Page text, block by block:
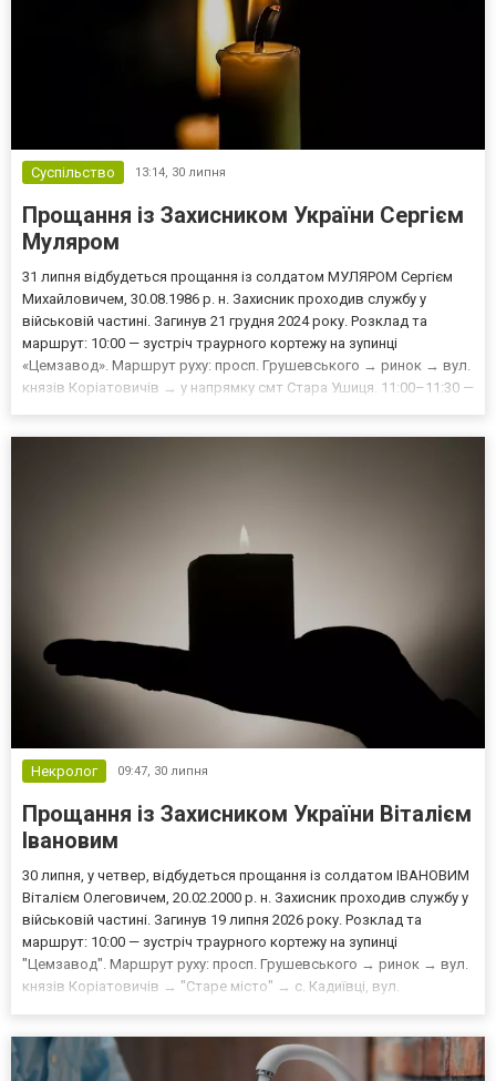
Суспільство 13:14, 30 липня
Прощання із Захисником України Сергієм
Муляром
31 липня відбудеться прощання із солдатом МУЛЯРОМ Сергієм
Михайловичем, 30.08.1986 р. н. Захисник проходив службу у
військовій частині. Загинув 21 грудня 2024 року. Розклад та
маршрут: 10:00 — зустріч траурного кортежу на зупинці
«Цемзавод». Маршрут руху: просп. Грушевського → ринок → вул.
князів Коріатовичів → у напрямку смт Стара Ушиця. 11:00–11:30 —
Некролог 09:47, 30 липня
Прощання із Захисником України Віталієм
Івановим
30 липня, у четвер, відбудеться прощання із солдатом ІВАНОВИМ
Віталієм Олеговичем, 20.02.2000 р. н. Захисник проходив службу у
військовій частині. Загинув 19 липня 2026 року. Розклад та
маршрут: 10:00 — зустріч траурного кортежу на зупинці
"Цемзавод". Маршрут руху: просп. Грушевського → ринок → вул.
князів Коріатовичів → "Старе місто" → с. Кадиївці, вул.